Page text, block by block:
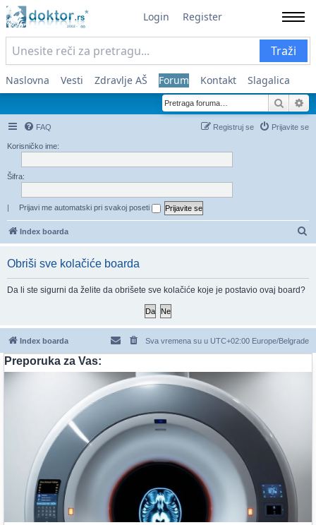
Login Register
Traži
Naslovna Vesti Zdravlje AŠ Forum Kontakt Slagalica
FAQ Prijavite se
Registruj se
Korisničko ime:
Šifra:
| Prijavi me automatski pri svakoj poseti
Index boarda
Obriši sve kolačiće boarda
Da li ste sigurni da želite da obrišete sve kolačiće koje je postavio ovaj board?
Index boarda Sva vremena su u UTC+02:00 Europe/Belgrade
Preporuka za Vas: